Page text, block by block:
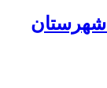
شهرستان